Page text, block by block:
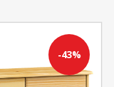
-43%